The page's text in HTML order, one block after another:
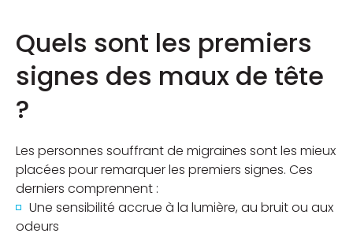
Quels sont les premiers
signes des maux de tête
?
Les personnes souffrant de migraines sont les mieux
placées pour remarquer les premiers signes. Ces
derniers comprennent :
Une sensibilité accrue à la lumière, au bruit ou aux
odeurs